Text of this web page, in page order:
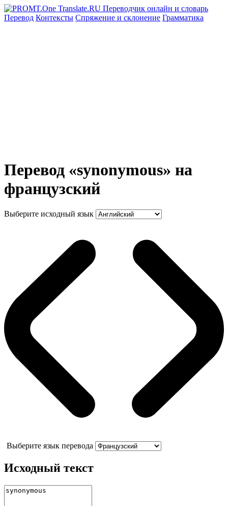
Перевод Контексты Спряжение и склонение Грамматика
Перевод «synonymous» на
французский
Выберите исходный язык
Выберите язык перевода
Исходный текст